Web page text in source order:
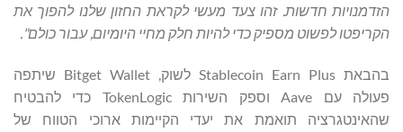
הזדמנויות חדשות. זהו צעד מעשי לקראת החזון שלנו להפוך את
הקריפטו לפשוט מספיק כדי להיות חלק מחיי היומיום, עבור כולם".
בהבאת Stablecoin Earn Plus לשוק, Bitget Wallet שיתפה
פעולה עם Aave וספק השירות TokenLogic כדי להבטיח
שהאינטגרציה תואמת את יעדי הקיימות ארוכי הטווח של